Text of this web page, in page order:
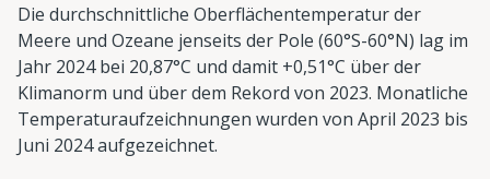
Die durchschnittliche Oberflächentemperatur der
Meere und Ozeane jenseits der Pole (60°S-60°N) lag im
Jahr 2024 bei 20,87°C und damit +0,51°C über der
Klimanorm und über dem Rekord von 2023. Monatliche
Temperaturaufzeichnungen wurden von April 2023 bis
Juni 2024 aufgezeichnet.